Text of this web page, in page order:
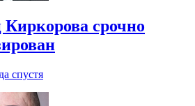
срочно
спустя